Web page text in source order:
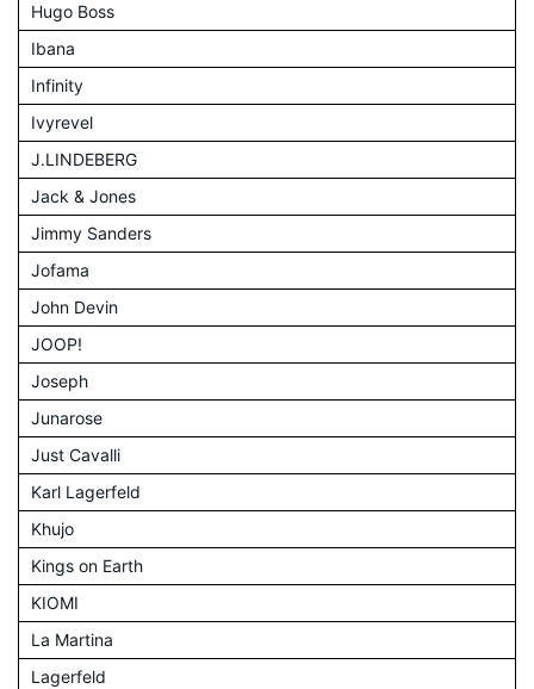
Hugo Boss
Ibana
Infinity
Ivyrevel
J.LINDEBERG
Jack & Jones
Jimmy Sanders
Jofama
John Devin
JOOP!
Joseph
Junarose
Just Cavalli
Karl Lagerfeld
Khujo
Kings on Earth
KIOMI
La Martina
Lagerfeld